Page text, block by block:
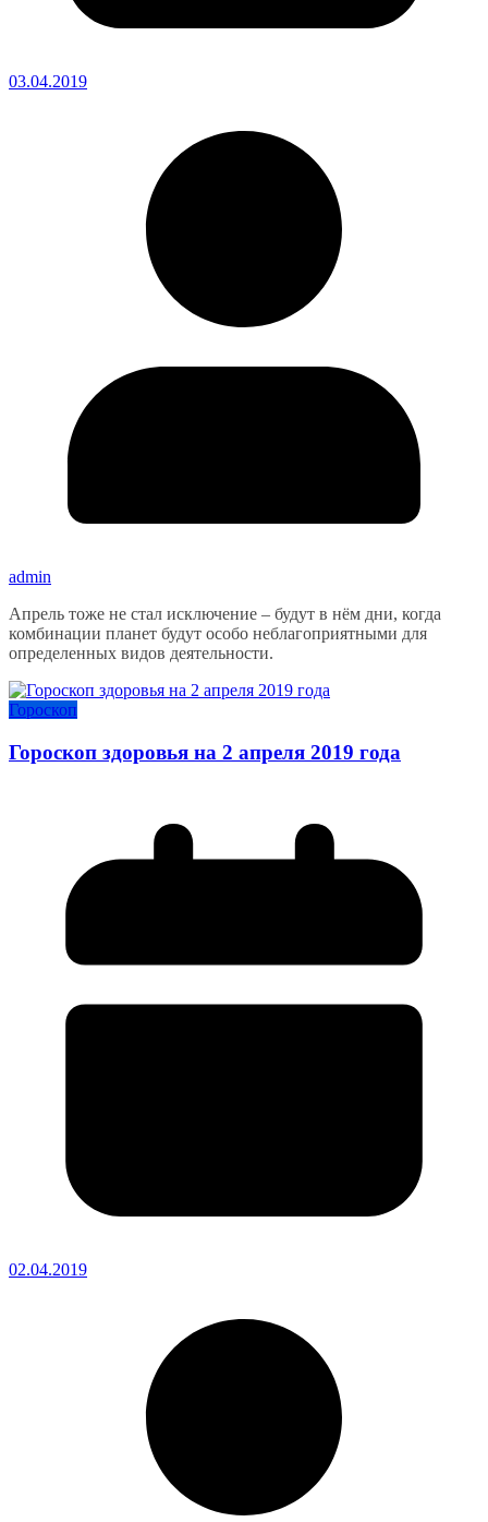
03.04.2019
admin
Апрель тоже не стал исключение – будут в нём дни, когда
комбинации планет будут особо неблагоприятными для
определенных видов деятельности.
Гороскоп
Гороскоп здоровья на 2 апреля 2019 года
02.04.2019